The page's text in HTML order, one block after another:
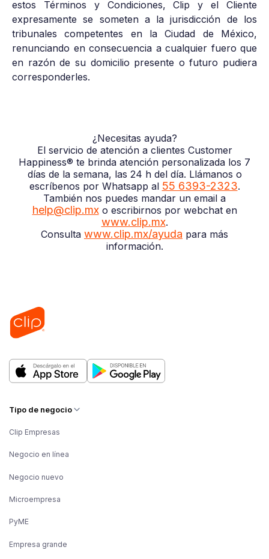
estos Términos y Condiciones, Clip y el Cliente
expresamente se someten a la jurisdicción de los
tribunales competentes en la Ciudad de México,
renunciando en consecuencia a cualquier fuero que
en razón de su domicilio presente o futuro pudiera
corresponderles.
¿Necesitas ayuda?
El servicio de atención a clientes Customer
Happiness® te brinda atención personalizada los 7
días de la semana, las 24 h del día. Llámanos o
escríbenos por Whatsapp al 55 6393-2323.
También nos puedes mandar un email a
help@clip.mxo escribirnos por webchat en
www.clip.mx.
Consulta www.clip.mx/ayuda para más
información.
Tipo de negocio
Clip Empresas
Negocio en línea
Negocio nuevo
Microempresa
PyME
Empresa grande